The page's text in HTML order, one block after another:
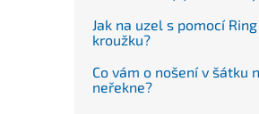
Jak na uzel s pomocí
kroužku?
Co vám o nošení v šátku
neřekne?